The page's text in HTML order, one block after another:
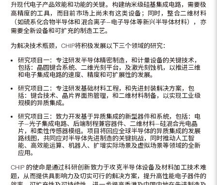
升现代电子产品效能和功能的关键。构建纳米级硅基集成电路，需要极
高精度的工具，而目前市场上尚未有这类设备；同时，整合二维材料
（如硫系化合物半导体和混合离子—电子导体等新兴半导体材料），亦
需要全新设备和可扩充的制造工艺。
为解决技术瓶颈，CHIP将积极发展以下三个领域的研究：
研究项目一：专注研发半导体精密制造，和计量设备的关键技术，
包括：晶圆键合系统、二维光刻平台，及激光刻蚀机，以推进三维
和电子集成电路的速度、精度和可扩展性的发展。
研究项目二：专注研发基础材料工程，和先进封装解决方案，包
括：键合技术、晶片界面热管理，和二维材料制备，以实现工业级
规模的异质集成。
研究项目三：致力开发基于异质集成的新型器件和系统，包括：电
子—光子集成电路、后端制程兼容器件、二维材料—硅混合光电晶
片，和柔性传感器模组。项目将回应全球半导体的异质集成的发展
路线图，共同应对半导体先进制造的关键挑战，同时推动人工智
能、高效能运算、机器人、扩增实际场景及虚拟场景等领域的全新
应用。
CHIP 的使命是通过科研创新致力于攻克半导体设备及材料加工技术难
题，从而提供具影响力及切实可行的解决方案，提升高性能电子器件的